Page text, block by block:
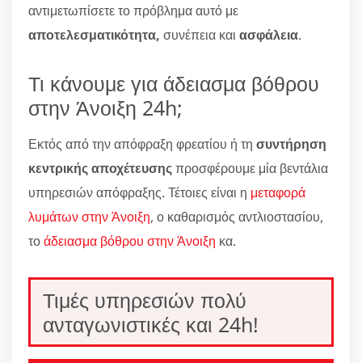
αντιμετωπίσετε το πρόβλημα αυτό με
αποτελεσματικότητα, συνέπεια και ασφάλεια.
Τι κάνουμε για άδειασμα βόθρου
στην Άνοιξη 24h;
Εκτός από την απόφραξη φρεατίου ή τη συντήρηση
κεντρικής αποχέτευσηςπροσφέρουμε μία βεντάλια
υπηρεσιών απόφραξης. Τέτοιες είναι η μεταφορά
λυμάτων στην Άνοιξη, ο καθαρισμός αντλιοστασίου,
τοάδειασμα βόθρου στην Άνοιξη κα.
Τιμές υπηρεσιών πολύ
ανταγωνιστικές και 24h!